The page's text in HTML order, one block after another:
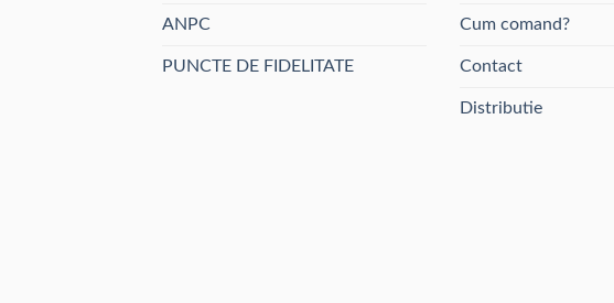
ANPC
PUNCTE DE FIDELITATE
Cum comand?
Contact
Distributie